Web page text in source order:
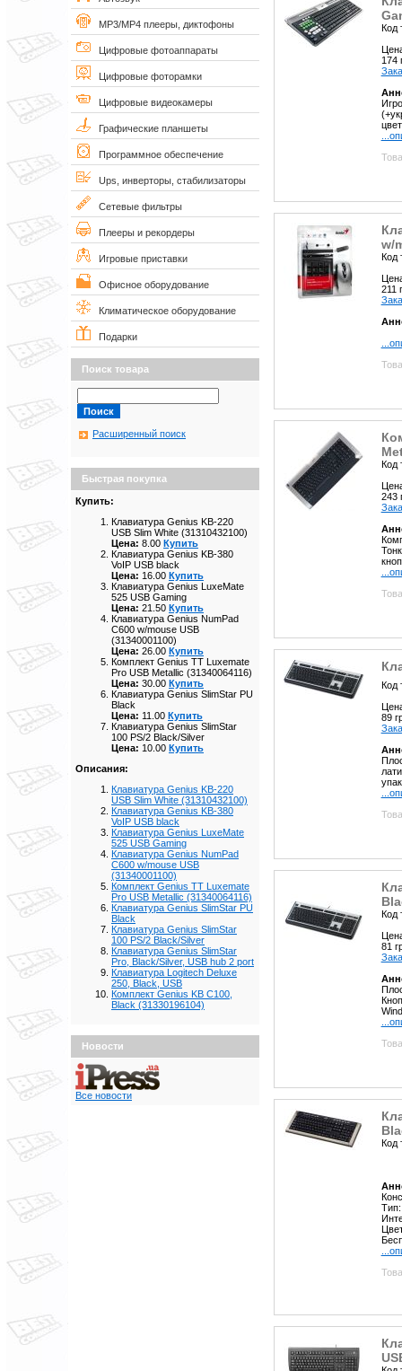
MP3/MP4 плееры, диктофоны
Цифровые фотоаппараты
Цифровые фоторамки
Цифровые видеокамеры
Графические планшеты
Программное обеспечение
Ups, инверторы, стабилизаторы
Сетевые фильтры
Плееры и рекордеры
Игровые приставки
Офисное оборудование
Климатическое оборудование
Подарки
Поиск товара
Расширенный поиск
Быстрая покупка
Купить:
Клавиатура Genius KB-220
USB Slim White (31310432100)
Цена: 8.00 Купить
Клавиатура Genius KB-380
VoIP USB black
Цена: 16.00 Купить
Клавиатура Genius LuxeMate
525 USB Gaming
Цена: 21.50 Купить
Клавиатура Genius NumPad
C600 w/mouse USB
(31340001100)
Цена: 26.00 Купить
Комплект Genius TT Luxemate
Pro USB Metallic (31340064116)
Цена: 30.00 Купить
Клавиатура Genius SlimStar PU
Black
Цена: 11.00 Купить
Клавиатура Genius SlimStar
100 PS/2 Black/Silver
Цена: 10.00 Купить
Описания:
Клавиатура Genius KB-220
USB Slim White (31310432100)
Клавиатура Genius KB-380
VoIP USB black
Клавиатура Genius LuxeMate
525 USB Gaming
Клавиатура Genius NumPad
C600 w/mouse USB
(31340001100)
Комплект Genius TT Luxemate
Pro USB Metallic (31340064116)
Клавиатура Genius SlimStar PU
Black
Клавиатура Genius SlimStar
100 PS/2 Black/Silver
Клавиатура Genius SlimStar
Pro, Black/Silver, USB hub 2 port
Клавиатура Logitech Deluxe
250, Black, USB
Комплект Genius KB C100,
Black (31330196104)
Новости
Все новости
Код
174
w/
Код
211
Код
243
Код
89
Код
81
Код